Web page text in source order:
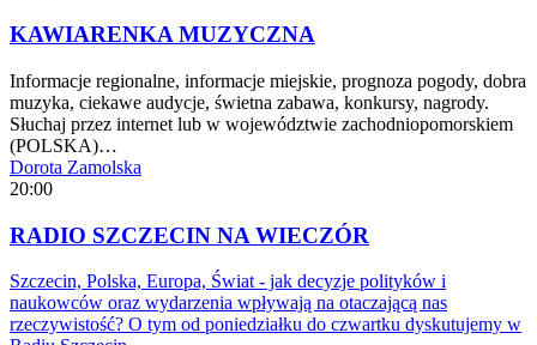
KAWIARENKA MUZYCZNA
Informacje regionalne, informacje miejskie, prognoza pogody, dobra
muzyka, ciekawe audycje, świetna zabawa, konkursy, nagrody.
Słuchaj przez internet lub w województwie zachodniopomorskiem
(POLSKA)…
Dorota Zamolska
20:00
RADIO SZCZECIN NA WIECZÓR
Szczecin, Polska, Europa, Świat - jak decyzje polityków i
naukowców oraz wydarzenia wpływają na otaczającą nas
rzeczywistość? O tym od poniedziałku do czwartku dyskutujemy w